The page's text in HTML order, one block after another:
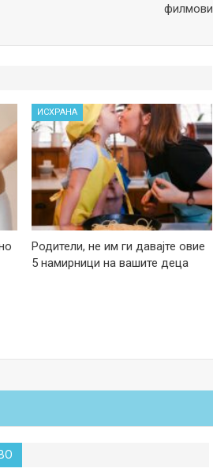
филмови
ИСХРАНА
Родители, не им ги давајте овие
5 намирници на вашите деца